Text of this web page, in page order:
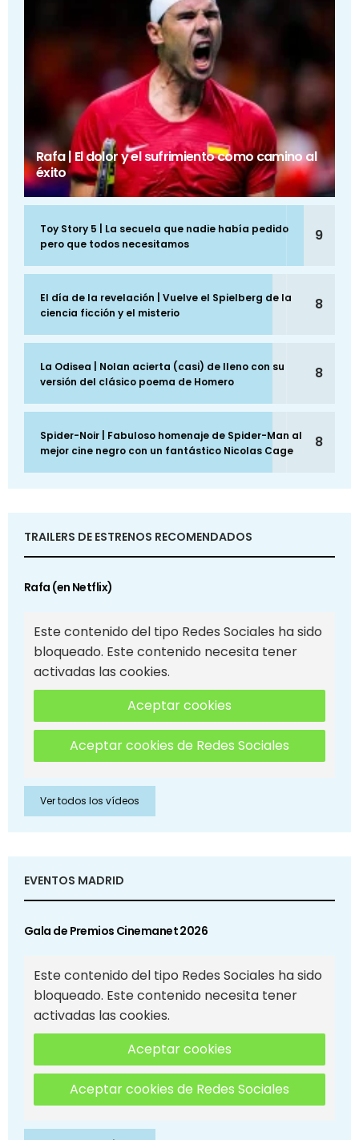
Rafa | El dolor y el sufrimiento como camino al
éxito
Toy Story 5 | La secuela que nadie había pedido
pero que todos necesitamos
9
El día de la revelación | Vuelve el Spielberg de la
ciencia ficción y el misterio
8
La Odisea | Nolan acierta (casi) de lleno con su
versión del clásico poema de Homero
8
Spider-Noir | Fabuloso homenaje de Spider-Man al
mejor cine negro con un fantástico Nicolas Cage
8
TRAILERS DE ESTRENOS RECOMENDADOS
Rafa (en Netflix)
Este contenido del tipo Redes Sociales ha sido
bloqueado. Este contenido necesita tener
activadas las cookies.
Aceptar cookies
Aceptar cookies de Redes Sociales
Ver todos los vídeos
EVENTOS MADRID
Gala de Premios Cinemanet 2026
Este contenido del tipo Redes Sociales ha sido
bloqueado. Este contenido necesita tener
activadas las cookies.
Aceptar cookies
Aceptar cookies de Redes Sociales